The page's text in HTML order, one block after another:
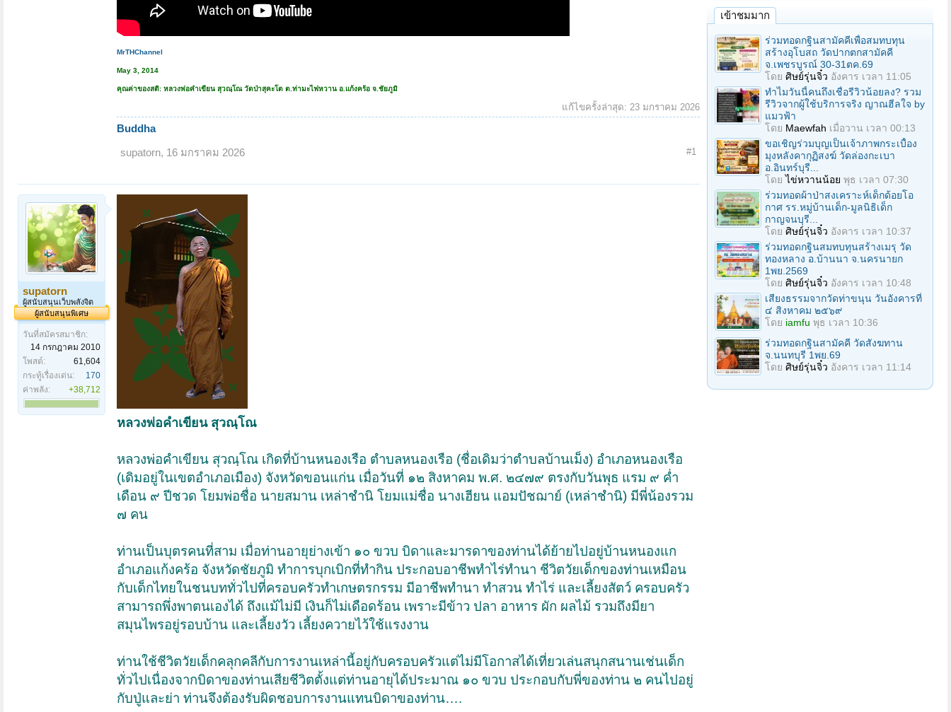
MrTHChannel
May 3, 2014
คุณค่าของสติ: หลวงพ่อคำเขียน สุวณฺโณ วัดป่าสุคะโต ต.ท่ามะไฟหวาน อ.แก้งคร้อ จ.ชัยภูมิ
แก้ไขครั้งล่าสุด: 23 มกราคม 2026
Buddha
supatorn, 16 มกราคม 2026 #1
supatorn
ผู้สนับสนุนเว็บพลังจิต
ผู้สนับสนุนพิเศษ
วันที่สมัครสมาชิก:
14 กรกฎาคม 2010
โพสต์:
61,604
กระทู้เรื่องเด่น:
170
ค่าพลัง:
+38,712
หลวงพ่อคำเขียน สุวณฺโณ
หลวงพ่อคำเขียน สุวณฺโณ เกิดที่บ้านหนองเรือ ตำบลหนองเรือ (ชื่อเดิมว่าตำบลบ้านเม็ง) อำเภอหนองเรือ
(เดิมอยู่ในเขตอำเภอเมือง) จังหวัดขอนแก่น เมื่อวันที่ ๑๒ สิงหาคม พ.ศ. ๒๔๗๙ ตรงกับวันพุธ แรม ๙ ค่ำ
เดือน ๙ ปีชวด โยมพ่อชื่อ นายสมาน เหล่าชำนิ โยมแม่ชื่อ นางเฮียน แอมปัชฌาย์ (เหล่าชำนิ) มีพี่น้องรวม
๗ คน
ท่านเป็นบุตรคนที่สาม เมื่อท่านอายุย่างเข้า ๑๐ ขวบ บิดาและมารดาของท่านได้ย้ายไปอยู่บ้านหนองแก
อำเภอแก้งคร้อ จังหวัดชัยภูมิ ทำการบุกเบิกที่ทำกิน ประกอบอาชีพทำไร่ทำนา ชีวิตวัยเด็กของท่านเหมือน
กับเด็กไทยในชนบททั่วไปที่ครอบครัวทำเกษตรกรรม มีอาชีพทำนา ทำสวน ทำไร่ และเลี้ยงสัตว์ ครอบครัว
สามารถพึ่งพาตนเองได้ ถึงแม้ไม่มี เงินก็ไม่เดือดร้อน เพราะมีข้าว ปลา อาหาร ผัก ผลไม้ รวมถึงมียา
สมุนไพรอยู่รอบบ้าน และเลี้ยงวัว เลี้ยงควายไว้ใช้แรงงาน
ท่านใช้ชีวิตวัยเด็กคลุกคลีกับการงานเหล่านี้อยู่กับครอบครัวแต่ไม่มีโอกาสได้เที่ยวเล่นสนุกสนานเช่นเด็ก
ทั่วไปเนื่องจากบิดาของท่านเสียชีวิตตั้งแต่ท่านอายุได้ประมาณ ๑๐ ขวบ ประกอบกับพี่ของท่าน ๒ คนไปอยู่
กับปู่และย่า ท่านจึงต้องรับผิดชอบการงานแทนบิดาของท่าน….
เข้าชมมาก
ร่วมทอดกฐินสามัคคีเพื่อสมทบทุน
สร้างอุโบสถ วัดปากตกสามัคคี
จ.เพชรบูรณ์ 30-31ตค.69
โดย ศิษย์รุ่นจิ๋ว อังคาร เวลา 11:05
ทำไมวันนี้คนถึงเชื่อรีวิวน้อยลง? รวม
รีวิวจากผู้ใช้บริการจริง ญาณฮีลใจ by
แมวฟ้า
โดย Maewfah เมื่อวาน เวลา 00:13
ขอเชิญร่วมบุญเป็นเจ้าภาพกระเบื้อง
มุงหลังคากุฏิสงฆ์ วัดล่องกะเบา
อ.อินทร์บุรี...
โดยไข่หวานน้อย พุธ เวลา 07:30
ร่วมทอดผ้าป่าสงเคราะห์เด็กด้อยโอ
กาศ รร.หมู่บ้านเด็ก-มูลนิธิเด็ก
กาญจนบุรี...
โดย ศิษย์รุ่นจิ๋ว อังคาร เวลา 10:37
ร่วมทอดกฐินสมทบทุนสร้างเมรุ วัด
ทองหลาง อ.บ้านนา จ.นครนายก
1พย.2569
โดย ศิษย์รุ่นจิ๋ว อังคาร เวลา 10:48
เสียงธรรมจากวัดท่าขนุน วันอังคารที่
๔ สิงหาคม ๒๕๖๙
โดย iamfu พุธ เวลา 10:36
ร่วมทอดกฐินสามัคคี วัดสังฆทาน
จ.นนทบุรี 1พย.69
โดย ศิษย์รุ่นจิ๋ว อังคาร เวลา 11:14